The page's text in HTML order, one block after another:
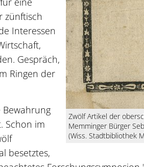
Zwölf Artikel der
Memminger Bürger
(Wiss. Stadtbibliothek
zünftisch
Interessen
Gespräch,
Ringen der
Schon im
besetztes,